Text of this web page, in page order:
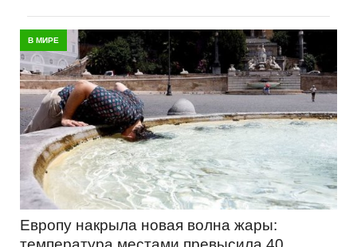
В МИРЕ
Европу накрыла новая волна жары: